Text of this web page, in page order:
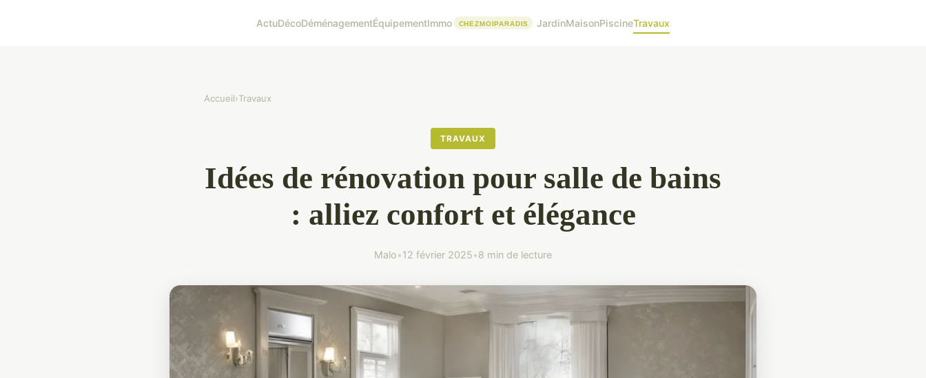
ActuDécoDéménagementÉquipementImmo JardinMaisonPiscineTravaux
Accueil›Travaux
TRAVAUX
Idées de rénovation pour salle de bains
: alliez confort et élégance
Malo•12 février 2025•8 min de lecture